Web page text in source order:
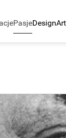
PasjeDesign